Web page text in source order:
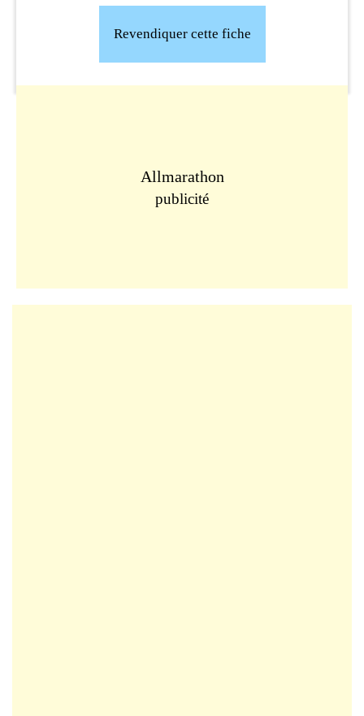
Revendiquer cette fiche
Allmarathon
publicité